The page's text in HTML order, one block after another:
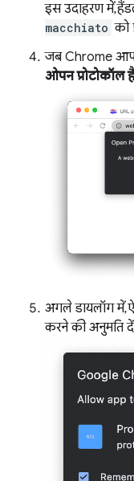
इस उदाहरण में,
macchiato को
जब Chrome
ओपन प्रोटोकॉल
अगले डायलॉग में,
करने की अनुमति